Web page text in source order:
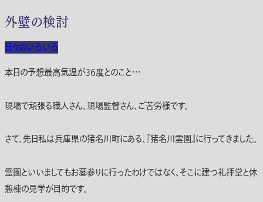
外壁の検討
日々のいろいろ
本日の予想最高気温が36度とのこと・・・
現場で頑張る職人さん、現場監督さん、ご苦労様です。
さて、先日私は兵庫県の猪名川町にある、『猪名川霊園』に行ってきました。
霊園といいましてもお墓参りに行ったわけではなく、そこに建つ礼拝堂と休
憩棟の見学が目的です。